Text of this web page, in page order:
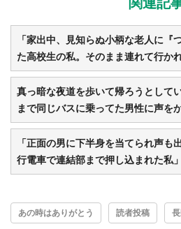
「家出中、見知らぬ小柄な老人に『
た高校生の私。そのまま連れて行か
真っ暗な夜道を歩いて帰ろうとして
まで同じバスに乗ってた男性に声を
女性)
「正面の男に下半身を当てられ声も
行電車で連結部まで押し込まれた私
あの時はありがとう 読者投稿